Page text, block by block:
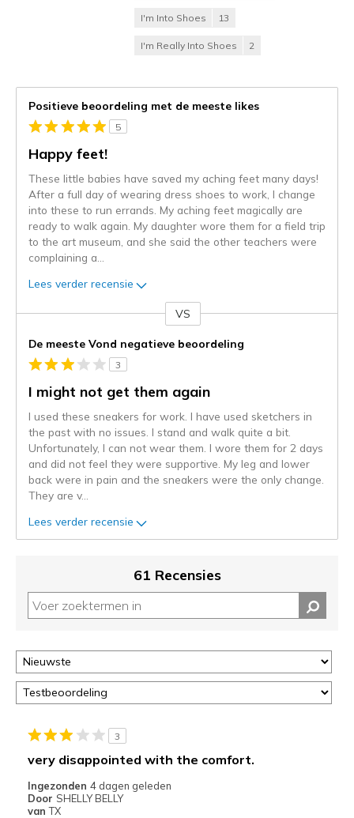
I'm Into Shoes 13
I'm Really Into Shoes 2
Positieve beoordeling met de meeste likes
5
Happy feet!
These little babies have saved my aching feet many days!
After a full day of wearing dress shoes to work, I change
into these to run errands. My aching feet magically are
ready to walk again. My daughter wore them for a field trip
to the art museum, and she said the other teachers were
complaining a
Lees verder recensie
content
wordt
momenteel
gemigreerd
de
niejee
page_id.
kunt
status
van
deze
of
door
<a
href="javascript:location.href=location.pathname;">hier</a>
page
migratiegeschiedenis
van
VS
De meeste Vond negatieve beoordeling
3
I might not get them again
I used these sneakers for work. I have used sketchers in
the past with no issues. I stand and walk quite a bit.
Unfortunately, I can not wear them. I wore them for 2 days
and did not feel they were supportive. My leg and lower
back were in pain and the sneakers were the only change.
They are v...
Lees verder recensie
61 Recensies
3
very disappointed with the comfort.
Ingezonden 4 dagen geleden
Door SHELLY BELLY
van TX